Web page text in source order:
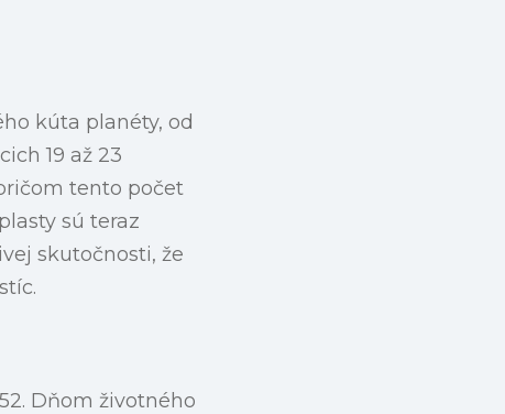
kúta planéty, od
19 až 23
tento počet
sú teraz
skutočnosti, že
Dňom životného